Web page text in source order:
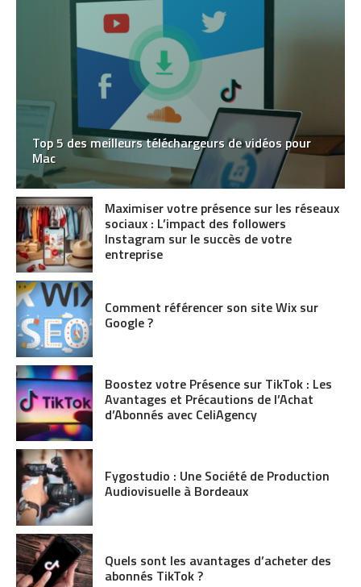
Top 5 des meilleurs téléchargeurs de vidéos pour
Mac
Maximiser votre présence sur les réseaux
sociaux : L’impact des followers
Instagram sur le succès de votre
entreprise
Comment référencer son site Wix sur
Google ?
Boostez votre Présence sur TikTok : Les
Avantages et Précautions de l’Achat
d’Abonnés avec CeliAgency
Fygostudio : Une Société de Production
Audiovisuelle à Bordeaux
Quels sont les avantages d’acheter des
abonnés TikTok ?